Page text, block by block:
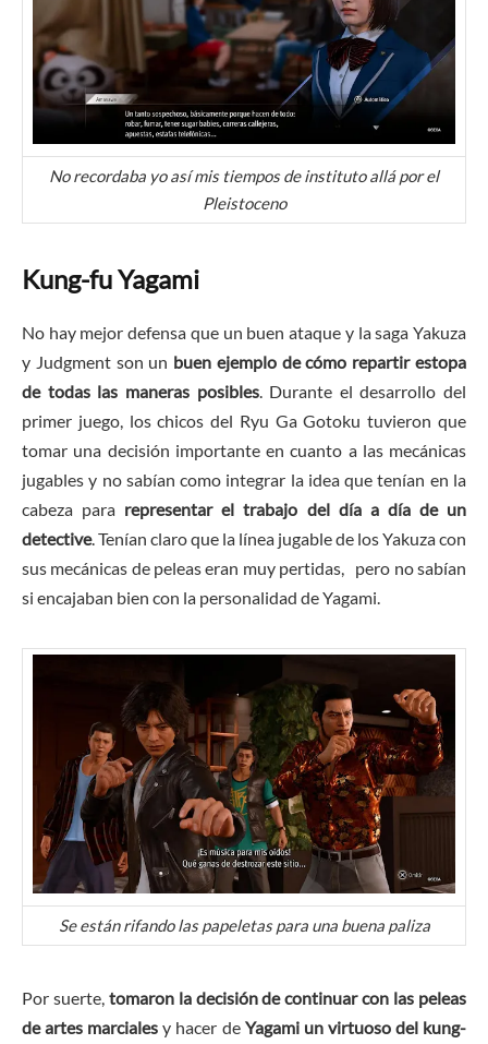
No recordaba yo así mis tiempos de instituto allá por el
Pleistoceno
Kung-fu Yagami
No hay mejor defensa que un buen ataque y la saga Yakuza
y Judgment son un buen ejemplo de cómo repartir estopa
de todas las maneras posibles. Durante el desarrollo del
primer juego, los chicos del Ryu Ga Gotoku tuvieron que
tomar una decisión importante en cuanto a las mecánicas
jugables y no sabían como integrar la idea que tenían en la
cabeza para representar el trabajo del día a día de un
detective. Tenían claro que la línea jugable de los Yakuza con
sus mecánicas de peleas eran muy pertidas, pero no sabían
si encajaban bien con la personalidad de Yagami.
Se están rifando las papeletas para una buena paliza
Por suerte, tomaron la decisión de continuar con las peleas
de artes marciales y hacer de Yagami un virtuoso del kung-